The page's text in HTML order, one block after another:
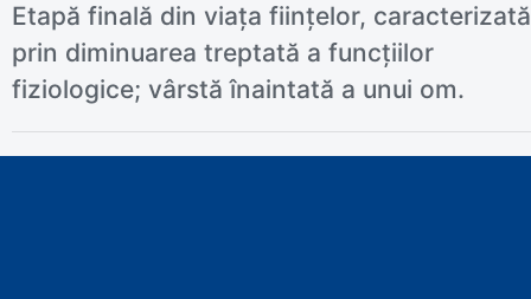
Etapă finală din viața ființelor, caracterizată
prin diminuarea treptată a funcțiilor
fiziologice; vârstă înaintată a unui om.